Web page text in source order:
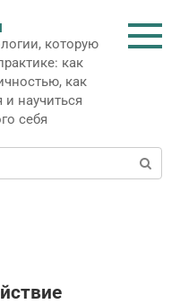
которую
как
как
научиться
себя